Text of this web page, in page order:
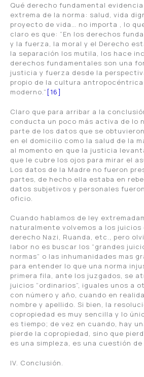
Qué derecho fundamental
extrema de la norma: salud, vida
proyecto de vida… no importa , lo
claro es que: “En los derechos
y la fuerza, la moral y el Derecho
la separación los mutila, los hace
derechos fundamentales son una
justicia y fuerza desde la
propio de la cultura antropocéntrica
moderno.” [16]
Claro que para arribar a la
conducta un poco más activa de lo
parte de los datos que se
en el domicilio como la salud de la
al momento en que la justicia
que le cubre los ojos para mirar el
Los datos de la Madre no fueron
partes, de hecho ella estaba en
datos subjetivos y personales
oficio.
Cuando hablamos de ley
naturalmente volvemos a los juicios
derecho Nazi, Ruanda, etc., pero
labor no es buscar los “grandes
normas” o las inhumanidades mas
para entender lo que una norma
primera fila, ante los juzgados, se
juicios “ordinarios”, iguales unos a
con número y año, cuando en
nombre y apellido. Si bien, la
copropiedad es muy sencilla y lo
es tiempo; de vez en cuando, hay
pierde la copropiedad, sino que
es una simpleza, es una cuestión
IV. Conclusión.